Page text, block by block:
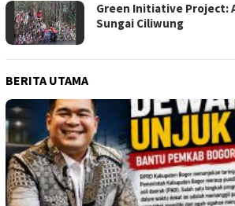
Green Initiative Project:
Sungai Ciliwung
BERITA UTAMA